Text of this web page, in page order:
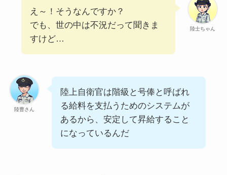
陸士ちゃん
え～！そうなんですか？
でも、世の中は不況だって聞きま
すけど…
陸曹さん
陸上自衛官は階級と号俸と呼ばれ
る給料を支払うためのシステムが
あるから、安定して昇給すること
になっているんだ